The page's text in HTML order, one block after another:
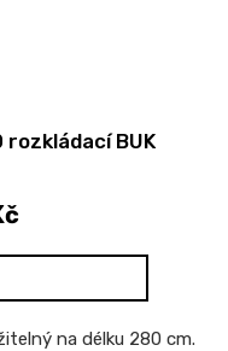
BUK
na délku 280 cm.